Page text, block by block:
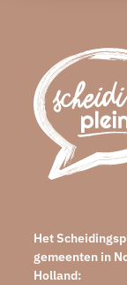
Het
gemeenten in
Holland: